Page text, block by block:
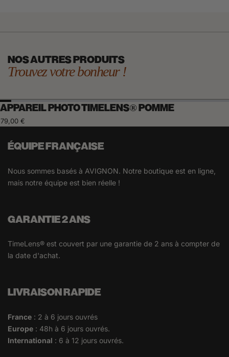
NOS AUTRES PRODUITS
Trouvez votre bonheur !
APPAREIL PHOTO TIMELENS® POMME
79,00 €
ÉQUIPE FRANÇAISE
Nous sommes basés à AVIGNON. Notre boutique est en ligne,
mais notre équipe est bien réelle !
GARANTIE 2 ANS
TimeLens® est couvert par une garantie de 2 ans à compter de
la date d'achat.
LIVRAISON RAPIDE
France : 2 à 6 jours ouvrés
Europe : 48h à 6 jours ouvrés.
International : 6 à 12 jours ouvrés.